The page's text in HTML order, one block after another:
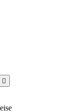
